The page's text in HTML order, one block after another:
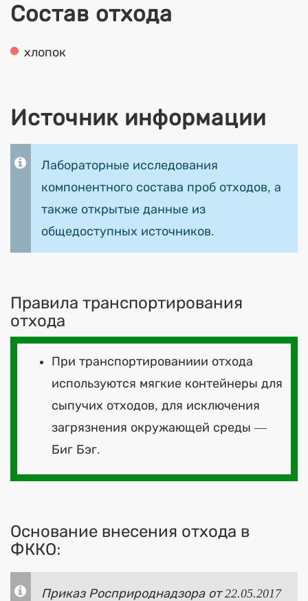
Состав отхода
хлопок
Источник информации
Лабораторные исследования
компонентного состава проб отходов, а
также открытые данные из
общедоступных источников.
Правила транспортирования
отхода
При транспортированиии отхода
используются мягкие контейнеры для
сыпучих отходов, для исключения
загрязнения окружающей среды —
Биг Бэг.
Основание внесения отхода в
ФККО:
Приказ Росприроднадзора от 22.05.2017